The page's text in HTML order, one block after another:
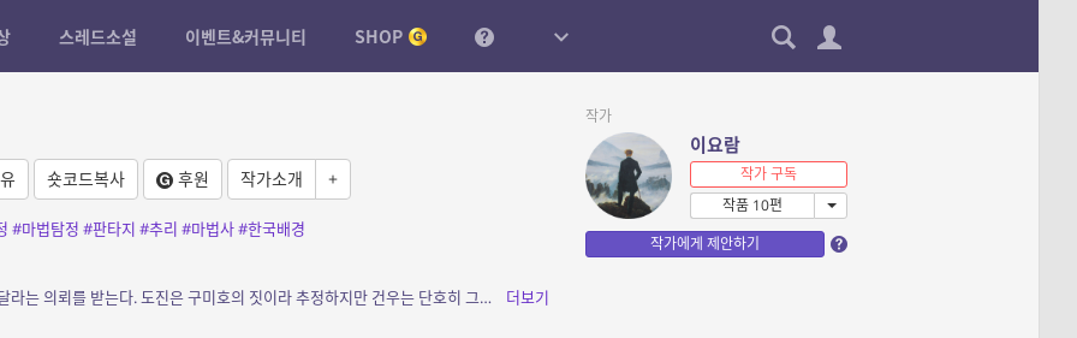
스레드소설 이벤트&커뮤니티 SHOP
숏코드복사 후원 작가소개 +
#마법탐정 #판타지 #추리 #마법사#한국배경
소개: 건우는 아버지의 무덤을 판 범인을 잡아달라는 의뢰를 받는다. 도진은 구미호의 짓이라 추정하지만 건우는 단호히 그들의 짓은 아니라고 답하는데…. 과연 무덤을 파헤친 범인은...
더보기
작가
이요람
작가 구독
작품 10편
작가에게 제안하기